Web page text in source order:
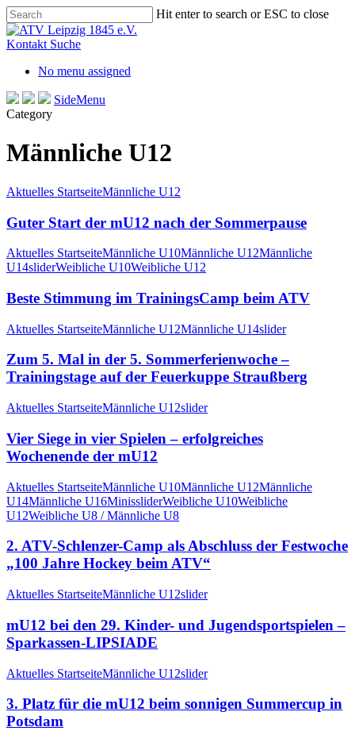
Skip
to
main
Hit enter to search or ESC to close
Close
Search
Kontakt Suche
No menu assigned
SideMenu
Category
Männliche U12
Aktuelles StartseiteMännliche U12
Guter Start der mU12 nach der Sommerpause
Aktuelles StartseiteMännliche U10Männliche U12Männliche
U14sliderWeibliche U10Weibliche U12
Beste Stimmung im TrainingsCamp beim ATV
Aktuelles StartseiteMännliche U12Männliche U14slider
Zum 5. Mal in der 5. Sommerferienwoche –
Trainingstage auf der Feuerkuppe Straußberg
Aktuelles StartseiteMännliche U12slider
Vier Siege in vier Spielen – erfolgreiches
Wochenende der mU12
Aktuelles StartseiteMännliche U10Männliche U12Männliche
U14Männliche U16MinissliderWeibliche U10Weibliche
U12Weibliche U8 / Männliche U8
2. ATV-Schlenzer-Camp als Abschluss der Festwoche
„100 Jahre Hockey beim ATV“
Aktuelles StartseiteMännliche U12slider
mU12 bei den 29. Kinder- und Jugendsportspielen –
Sparkassen-LIPSIADE
Aktuelles StartseiteMännliche U12slider
3. Platz für die mU12 beim sonnigen Summercup in
Potsdam